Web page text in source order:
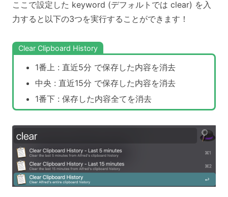
ここで設定した keyword (デフォルトでは clear) を入
力すると以下の3つを実行することができます！
Clear Clipboard History
1番上 : 直近5分 で保存した内容を消去
中央 : 直近15分 で保存した内容を消去
1番下 : 保存した内容全てを消去